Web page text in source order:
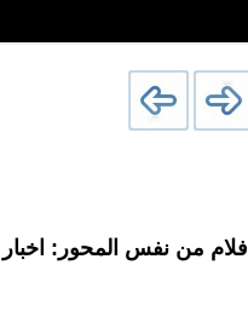
افلام من نفس المحور: اخبار